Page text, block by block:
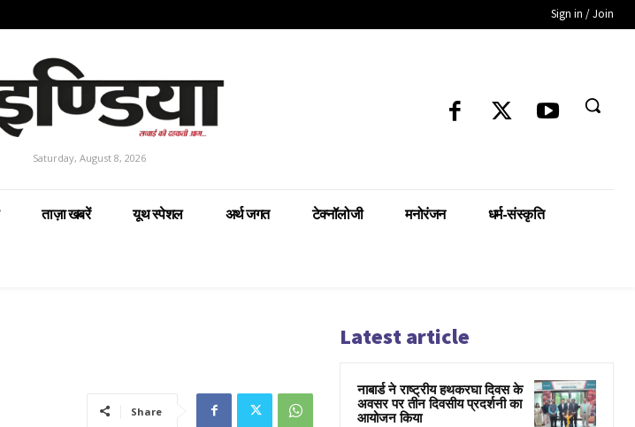
Sign in / Join
Saturday, August 8, 2026
ताज़ा खबरें यूथ स्पेशल अर्थ जगत टेक्नॉलोजी मनोरंजन धर्म-संस्कृति
Share
Latest article
नाबार्ड ने राष्ट्रीय हथकरघा दिवस के
अवसर पर तीन दिवसीय प्रदर्शनी का
आयोजन किया